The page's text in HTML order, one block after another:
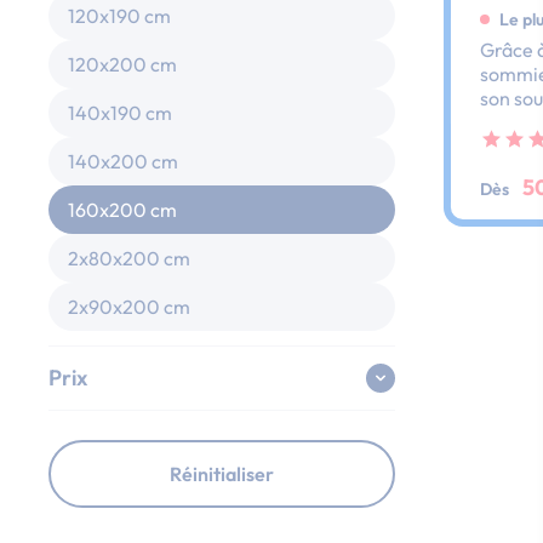
120x190 cm
120x200 cm
140x190 cm
140x200 cm
160x200 cm
2x80x200 cm
2x90x200 cm
Prix
Réinitialiser
Le
Grâce
son
dos
ses
au
Dès